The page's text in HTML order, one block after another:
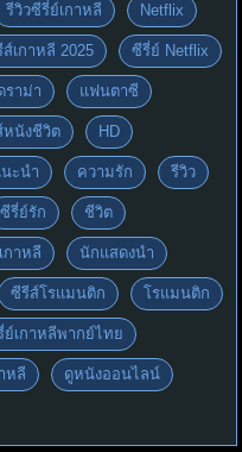
รีวิวซีรี่ย์เกาหลี Netflix
เกาหลี 2025 ซีรี่ย์ Netflix
ราม่า แฟนตาซี
หนังชีวิต HD
ะนำ ความรัก รีวิว
ซีรี่ย์รัก ชีวิต
กาหลี นักแสดงนำ
ซีรีส์โรแมนติก โรแมนติก
ย์เกาหลีพากย์ไทย
หลี ดูหนังออนไลน์